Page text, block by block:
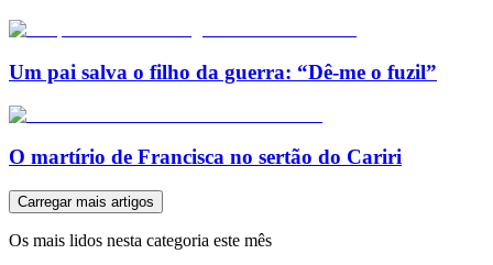
Um pai salva o filho da guerra: “Dê-me o fuzil”
O martírio de Francisca no sertão do Cariri
Carregar mais artigos
Os mais lidos nesta categoria este mês